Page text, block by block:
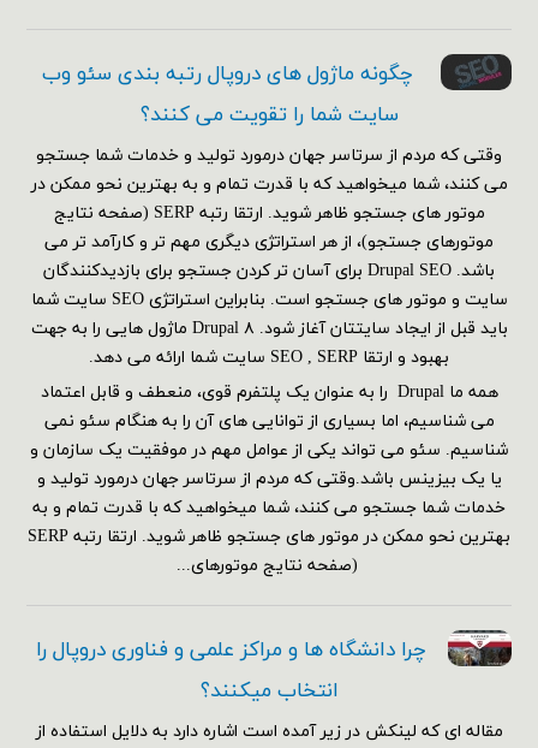
چگونه ماژول های دروپال رتبه بندی سئو وب
سایت شما را تقویت می کنند؟
وقتی که مردم از سرتاسر جهان درمورد تولید و خدمات شما جستجو
می کنند، شما میخواهید که با قدرت تمام و به بهترین نحو ممکن در
موتور های جستجو ظاهر شوید. ارتقا رتبه SERP (صفحه نتایج
موتورهای جستجو)، از هر استراتژی دیگری مهم تر و کارآمد تر می
باشد. Drupal SEO برای آسان تر کردن جستجو برای بازدیدکنندگان
سایت و موتور های جستجو است. بنابراین استراتژی SEO سایت شما
باید قبل از ایجاد سایتتان آغاز شود. Drupal ۸ ماژول هایی را به جهت
بهبود و ارتقا SEO , SERP سایت شما ارائه می دهد.
همه ما Drupal را به عنوان یک پلتفرم قوی، منعطف و قابل اعتماد
می شناسیم، اما بسیاری از توانایی های آن را به هنگام سئو نمی
شناسیم. سئو می تواند یکی از عوامل مهم در موفقیت یک سازمان و
یا یک بیزینس باشد.وقتی که مردم از سرتاسر جهان درمورد تولید و
خدمات شما جستجو می کنند، شما میخواهید که با قدرت تمام و به
بهترین نحو ممکن در موتور های جستجو ظاهر شوید. ارتقا رتبه SERP
(صفحه نتایج موتورهای...
چرا دانشگاه ها و مراکز علمی و فناوری دروپال را
انتخاب میکنند؟
مقاله ای که لینکش در زیر آمده است اشاره دارد به دلایل استفاده از